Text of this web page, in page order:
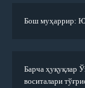
Бош муҳаррир:
Барча ҳуқуқлар
воситалари